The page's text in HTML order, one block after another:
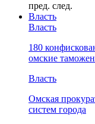
пред. след.
Власть
Власть
180
омские
Власть
Омская
систем города